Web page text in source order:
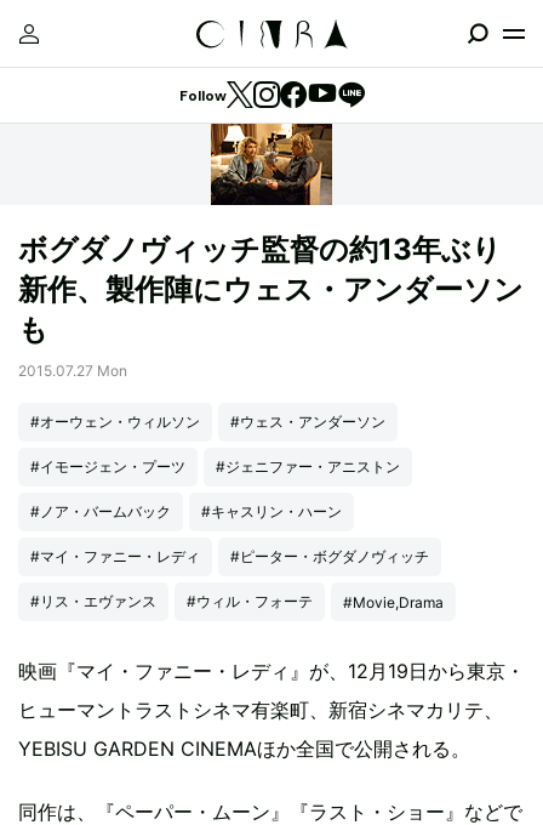
Follow
ボグダノヴィッチ監督の約13年ぶり
新作、製作陣にウェス・アンダーソン
も
2015.07.27 Mon
#オーウェン・ウィルソン #ウェス・アンダーソン
#イモージェン・プーツ #ジェニファー・アニストン
#ノア・バームバック #キャスリン・ハーン
#マイ・ファニー・レディ #ピーター・ボグダノヴィッチ
#リス・エヴァンス #ウィル・フォーテ #Movie,Drama
映画『マイ・ファニー・レディ』が、12月19日から東京・
ヒューマントラストシネマ有楽町、新宿シネマカリテ、
YEBISU GARDEN CINEMAほか全国で公開される。
同作は、『ペーパー・ムーン』『ラスト・ショー』などで